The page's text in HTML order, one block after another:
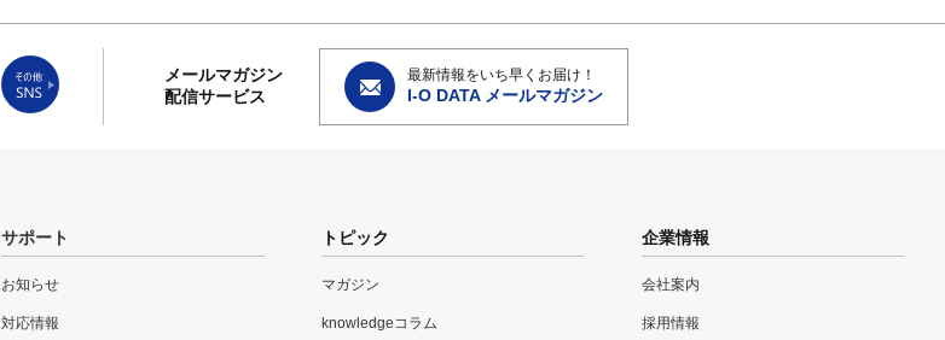
メールマガジン
配信サービス
最新情報をいち早くお届け！
I-O DATA メールマガジン
サポート
お知らせ
対応情報
トピック
マガジン
knowledgeコラム
企業情報
会社案内
採用情報